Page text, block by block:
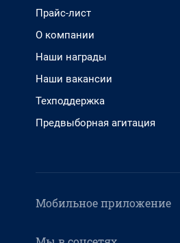
Прайс-лист
О компании
Наши награды
Наши вакансии
Техподдержка
Предвыборная агитация
Мобильное приложение